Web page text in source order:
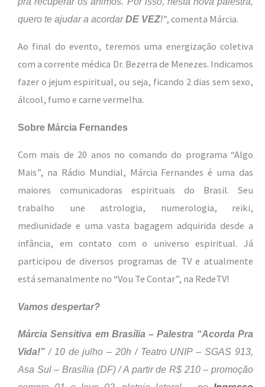
quero te ajudar a acordarDE VEZ!”, comenta Márcia.
Ao final do evento, teremos uma energização coletiva
com a corrente médica Dr. Bezerra de Menezes. Indicamos
fazer o jejum espiritual, ou seja, ficando 2 dias sem sexo,
álcool, fumo e carne vermelha.
Sobre Márcia Fernandes
Com mais de 20 anos no comando do programa “Algo
Mais”, na Rádio Mundial, Márcia Fernandes é uma das
maiores comunicadoras espirituais do Brasil. Seu
trabalho une astrologia, numerologia, reiki,
mediunidade e uma vasta bagagem adquirida desde a
infância, em contato com o universo espiritual. Já
participou de diversos programas de TV e atualmente
está semanalmente no “Vou Te Contar”, na RedeTV!
Vamos despertar?
Márcia Sensitiva em Brasília – Palestra “Acorda Pra
Vida!” / 10 de julho – 20h / Teatro UNIP – SGAS 913,
Asa Sul – Brasília (DF) / A partir de R$ 210 – promoção